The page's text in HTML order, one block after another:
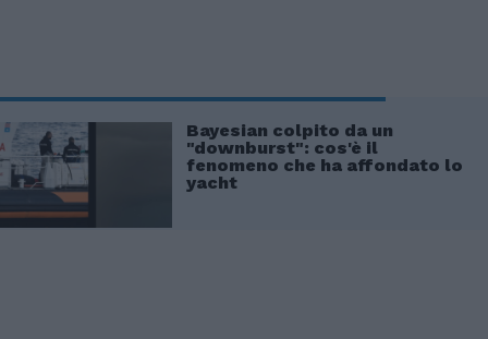
Bayesian colpito da un
"downburst": cos'è il
fenomeno che ha affondato lo
yacht